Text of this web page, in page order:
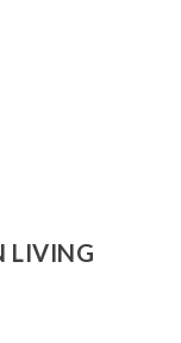
LIVING